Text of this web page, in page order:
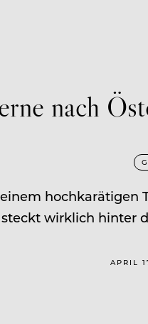
nach
hochkarätigen
wirklich hinter
APRIL